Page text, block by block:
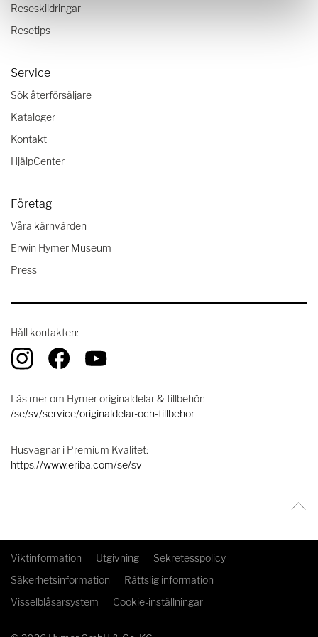
Reseskildringar
Resetips
Service
Sök återförsäljare
Kataloger
Kontakt
HjälpCenter
Företag
Våra kärnvärden
Erwin Hymer Museum
Press
Håll kontakten:
Läs mer om Hymer originaldelar & tillbehör:
/se/sv/service/originaldelar-och-tillbehor
Husvagnar i Premium Kvalitet:
https://www.eriba.com/se/sv
Viktinformation Utgivning
Sekretesspolicy
Säkerhetsinformation
Rättslig information
Visselblåsarsystem
Cookie-inställningar